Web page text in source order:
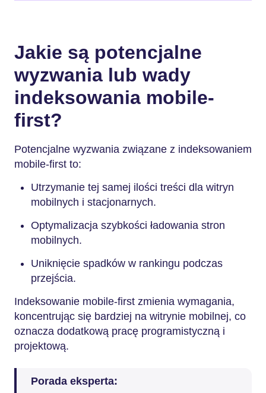
Jakie są potencjalne
wyzwania lub wady
indeksowania mobile-
first?
Potencjalne wyzwania związane z indeksowaniem
mobile-first to:
Utrzymanie tej samej ilości treści dla witryn
mobilnych i stacjonarnych.
Optymalizacja szybkości ładowania stron
mobilnych.
Uniknięcie spadków w rankingu podczas
przejścia.
Indeksowanie mobile-first zmienia wymagania,
koncentrując się bardziej na witrynie mobilnej, co
oznacza dodatkową pracę programistyczną i
projektową.
Porada eksperta: